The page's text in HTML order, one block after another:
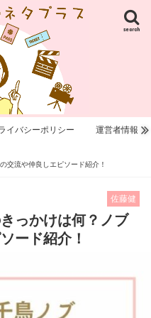
search
イバシーポリシー 運営者情報
交流や仲良しエピソード紹介！
佐藤健
っかけは何？ノブ
ード紹介！